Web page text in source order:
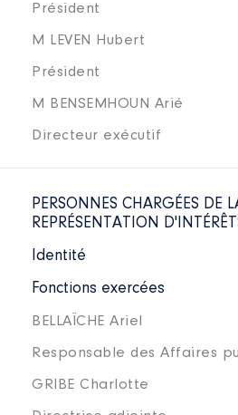
Président
M LEVEN Hubert
Président
M BENSEMHOUN Arié
Directeur exécutif
PERSONNES CHARGÉES DE
REPRÉSENTATION
Identité
Fonctions exercées
BELLAÏCHE Ariel
Responsable des Affaires
GRIBE Charlotte